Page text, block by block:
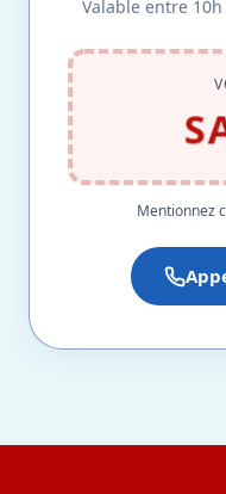
Valable entre
Mentionnez